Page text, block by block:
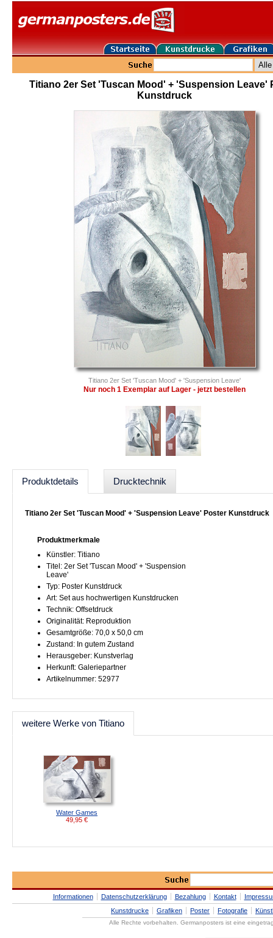
Titiano 2er Set 'Tuscan Mood' + 'Suspension Leave'
Kunstdruck
Titiano 2er Set 'Tuscan Mood' + 'Suspension Leave'
Nur noch 1 Exemplar auf Lager - jetzt bestellen
Produktdetails Drucktechnik
Titiano 2er Set 'Tuscan Mood' + 'Suspension Leave' Poster Kunstdruck
Produktmerkmale
Künstler: Titiano
Titel: 2er Set 'Tuscan Mood' + 'Suspension
Leave'
Typ: Poster Kunstdruck
Art: Set aus hochwertigen Kunstdrucken
Technik: Offsetdruck
Originalität: Reproduktion
Gesamtgröße: 70,0 x 50,0 cm
Zustand: In gutem Zustand
Herausgeber: Kunstverlag
Herkunft: Galeriepartner
Artikelnummer: 52977
weitere Werke von Titiano
Water Games
49,95 €
Informationen Datenschutzerklärung Bezahlung Kontakt
Kunstdrucke
Grafiken Poster Fotografie
Alle Rechte vorbehalten. Germanposters ist eine